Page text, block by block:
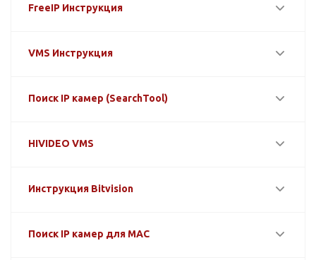
FreeIP Инструкция
VMS Инструкция
Поиск IP камер (SearchTool)
HIVIDEO VMS
Инструкция Bitvision
Поиск IP камер для MAC